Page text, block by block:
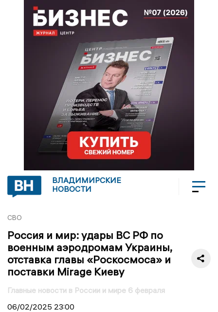
ВЛАДИМИРСКИЕ
НОВОСТИ
СВО
Россия и мир: удары ВС РФ по
военным аэродромам Украины,
отставка главы «Роскосмоса» и
поставки Mirage Киеву
Главные новости в России и мире 6 февраля
06/02/2025 23:00